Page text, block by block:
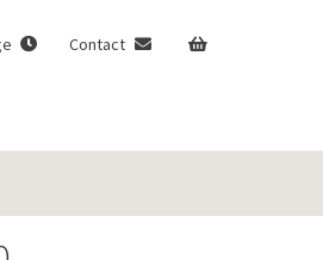
Contact